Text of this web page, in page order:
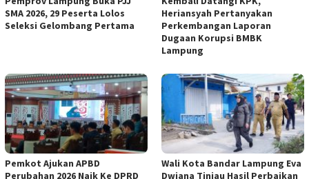
SMA 2026, 29 Peserta Lolos
Seleksi Gelombang Pertama
Heriansyah Pertanyakan
Perkembangan Laporan
Dugaan Korupsi BMBK
Lampung
Pemkot Ajukan APBD
Perubahan 2026 Naik Ke DPRD
Wali Kota Bandar Lampung Eva
Dwiana Tinjau Hasil Perbaikan